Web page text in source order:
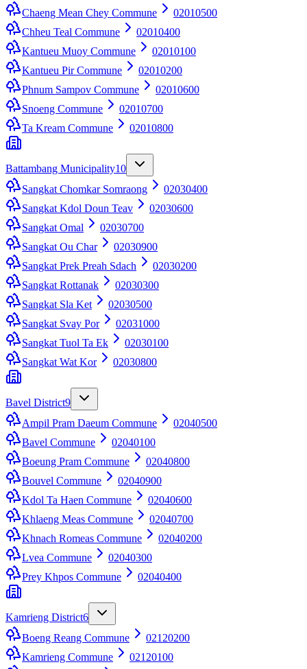
Chaeng Mean Chey Commune
02010500
Chheu Teal Commune
02010400
Kantueu Muoy Commune
02010100
Kantueu Pir Commune
02010200
Phnum Sampov Commune
02010600
Snoeng Commune
02010700
Ta Kream Commune
02010800
Battambang Municipality10
Sangkat Chomkar Somraong
02030400
Sangkat Kdol Doun Teav
02030600
Sangkat Omal
02030700
Sangkat Ou Char
02030900
Sangkat Prek Preah Sdach
02030200
Sangkat Rottanak
02030300
Sangkat Sla Ket
02030500
Sangkat Svay Por
02031000
Sangkat Tuol Ta Ek
02030100
Sangkat Wat Kor
02030800
Bavel District9
Ampil Pram Daeum Commune
02040500
Bavel Commune
02040100
Boeung Pram Commune
02040800
Bouvel Commune
02040900
Kdol Ta Haen Commune
02040600
Khlaeng Meas Commune
02040700
Khnach Romeas Commune
02040200
Lvea Commune
02040300
Prey Khpos Commune
02040400
Kamrieng District6
Boeng Reang Commune
02120200
Kamrieng Commune
02120100